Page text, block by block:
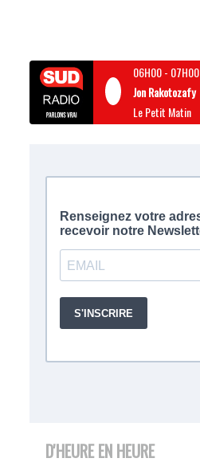
06H00- 07H00
Jon Rakotozafy
Le Petit Matin
D'HEURE EN HEURE